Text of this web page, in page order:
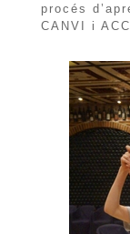
procés
CANVI i